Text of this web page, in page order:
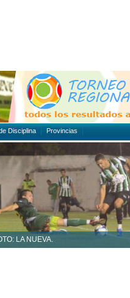
Disciplina Provincias
LA NUEVA.